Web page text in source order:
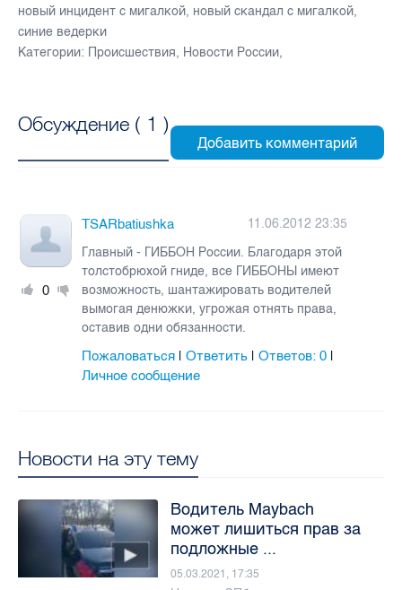
новый инцидент с мигалкой, новый скандал с мигалкой,
синие ведерки
Категории: Происшествия, Новости России,
Обсуждение ( 1 )
0
TSARbatiushka
11.06.2012 23:35
Главный - ГИББОН России. Благодаря этой
толстобрюхой гниде, все ГИББОНЫ имеют
возможность, шантажировать водителей
вымогая денюжки, угрожая отнять права,
оставив одни обязанности.
Пожаловаться |Ответить |Ответов:0
Личное сообщение
Новости на эту тему
Водитель Maybach
может лишиться прав за
подложные ...
05.03.2021, 17:35